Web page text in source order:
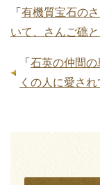
「 有機質宝石の
いて、さんご礁
「 石英の仲間
くの人に愛さ